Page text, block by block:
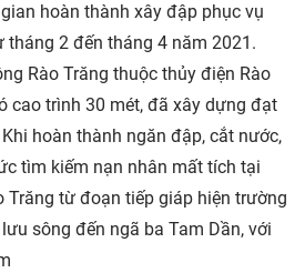
hoàn thành xây đập phục vụ
2 đến tháng 4 năm 2021.
Rào Trăng thuộc thủy điện Rào
cao trình 30 mét, đã xây dựng đạt
hoàn thành ngăn đập, cắt nước,
tìm kiếm nạn nhân mất tích tại
Trăng từ đoạn tiếp giáp hiện trường
sông đến ngã ba Tam Dần, với